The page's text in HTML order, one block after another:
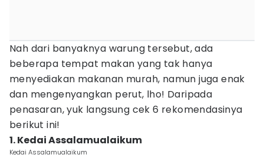
Nah dari banyaknya warung tersebut, ada
beberapa tempat makan yang tak hanya
menyediakan makanan murah, namun juga enak
dan mengenyangkan perut, lho! Daripada
penasaran, yuk langsung cek 6 rekomendasinya
berikut ini!
1. Kedai Assalamualaikum
Kedai Assalamualaikum